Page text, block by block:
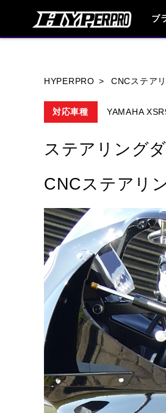
ブ
HYPERPRO CNCステア
対応車種 YAMAHA
ステアリング
CNCステアリ